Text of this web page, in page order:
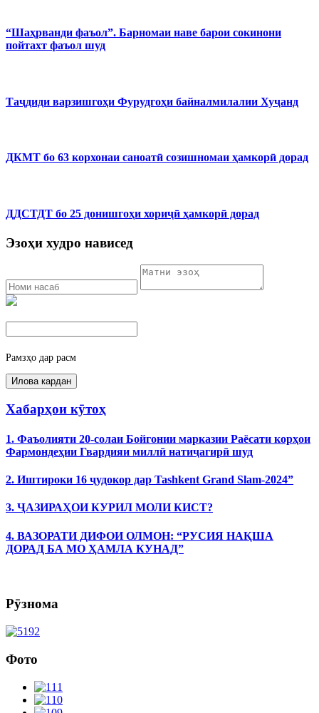
“Шаҳрванди фаъол”. Барномаи наве барои сокинони
пойтахт фаъол шуд
Таҷдиди варзишгоҳи Фурудгоҳи байналмилалии Хуҷанд
ДКМТ бо 63 корхонаи саноатӣ созишномаи ҳамкорӣ дорад
ДДСТДТ бо 25 донишгоҳи хориҷӣ ҳамкорӣ дорад
Эзоҳи худро нависед
Рамзҳо дар расм
Хабарҳои кӯтоҳ
1. Фаъолияти 20-солаи Бойгонии марказии Раёсати корҳои
Фармондеҳии Гвардияи миллӣ натиҷагирӣ шуд
2. Иштироки 16 ҷудокор дар Tashkent Grand Slam-2024”
3. ҶАЗИРАҲОИ КУРИЛ МОЛИ КИСТ?
4. ВАЗОРАТИ ДИФОИ ОЛМОН: “РУСИЯ НАҚША
ДОРАД БА МО ҲАМЛА КУНАД”
Рӯзнома
Фото